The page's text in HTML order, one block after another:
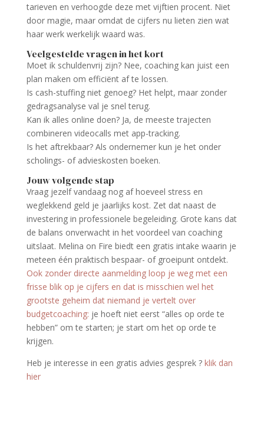
tarieven en verhoogde deze met vijftien procent. Niet
door magie, maar omdat de cijfers nu lieten zien wat
haar werk werkelijk waard was.
Veelgestelde vragen in het kort
Moet ik schuldenvrij zijn? Nee, coaching kan juist een
plan maken om efficiënt af te lossen.
Is cash-stuffing niet genoeg? Het helpt, maar zonder
gedragsanalyse val je snel terug.
Kan ik alles online doen? Ja, de meeste trajecten
combineren video­calls met app-tracking.
Is het aftrekbaar? Als ondernemer kun je het onder
scholings- of advieskosten boeken.
Jouw volgende stap
Vraag jezelf vandaag nog af hoeveel stress en
weglekkend geld je jaarlijks kost. Zet dat naast de
investering in professionele begeleiding. Grote kans dat
de balans onverwacht in het voordeel van coaching
uitslaat. Melina on Fire biedt een gratis intake waarin je
meteen één praktisch bespaar- of groeipunt ontdekt.
Ook zonder directe aanmelding loop je weg met een
frisse blik op je cijfers en dat is misschien wel het
grootste geheim dat niemand je vertelt over
budgetcoaching: je hoeft niet eerst “alles op orde te
hebben” om te starten; je start om het op orde te
krijgen.
Heb je interesse in een gratis advies gesprek ­­? klik dan
hier